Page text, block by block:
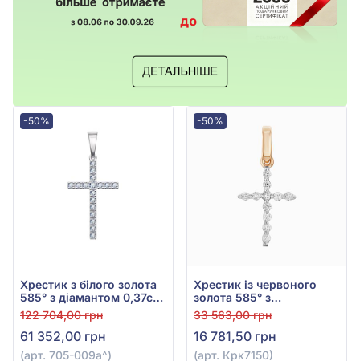
-50%
Хрестик з білого золота
585° з діамантом 0,37ct,
арт. 705-009а
122 704,00 грн
61 352,00 грн
(арт. 705-009а^)
-50%
Хрестик із червоного
золота 585° з
діамантами 0,16ct, арт.
Крк7150
33 563,00 грн
16 781,50 грн
(арт. Крк7150)